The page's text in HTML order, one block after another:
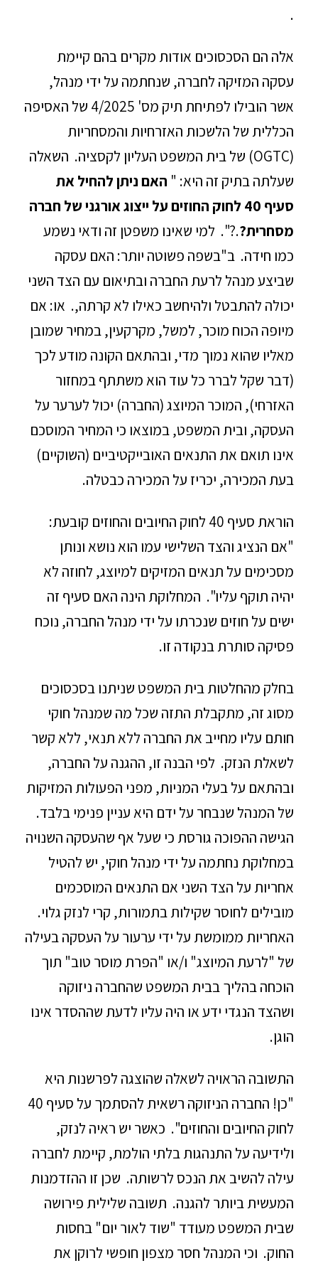
.
אלה הם הסכסוכים אודות מקרים בהם קיימת
עסקה המזיקה לחברה, שנחתמה על ידי מנהל,
אשר הובילו לפתיחת תיק מס' 4/2025 של האסיפה
הכללית של הלשכות האזרחיות והמסחריות
(OGTC) של בית המשפט העליון לקסציה. השאלה
שעלתה בתיק זה היא: " האם ניתן להחיל את
סעיף 40 לחוק החוזים על ייצוג אורגני של חברה
מסחרית?.?". למי שאינו משפטן זה ודאי נשמע
כמו חידה. ב"בשפה פשוטה יותר: האם עסקה
שביצע מנהל לרעת החברה ובתיאום עם הצד השני
יכולה להתבטל ולהיחשב כאילו לא קרתה,. או: אם
מיופה הכוח מוכר, למשל, מקרקעין, במחיר שמובן
מאליו שהוא נמוך מדי, ובהתאם הקונה מודע לכך
(דבר שקל לברר כל עוד הוא משתתף במחזור
האזרחי), המוכר המיוצג (החברה) יכול לערער על
העסקה, ובית המשפט, במוצאו כי המחיר המוסכם
אינו תואם את התנאים האובייקטיביים (השוקיים)
בעת המכירה, יכריז על המכירה כבטלה.
הוראת סעיף 40 לחוק החיובים והחוזים קובעת:
"אם הנציג והצד השלישי עמו הוא נושא ונותן
מסכימים על תנאים המזיקים למיוצג, לחוזה לא
יהיה תוקף עליו". המחלוקת הינה האם סעיף זה
ישים על חוזים שנכרתו על ידי מנהל החברה, נוכח
פסיקה סותרת בנקודה זו.
בחלק מהחלטות בית המשפט שניתנו בסכסוכים
מסוג זה, מתקבלת התזה שכל מה שמנהל חוקי
חותם עליו מחייב את החברה ללא תנאי, ללא קשר
לשאלת הנזק. לפי הבנה זו, ההגנה על החברה,
ובהתאם על בעלי המניות, מפני הפעולות המזיקות
של המנהל שנבחר על ידם היא עניין פנימי בלבד.
הגישה ההפוכה גורסת כי שעל אף שהעסקה השנויה
במחלוקת נחתמה על ידי מנהל חוקי, יש להטיל
אחריות על הצד השני אם התנאים המוסכמים
מובילים לחוסר שקילות בתמורות, קרי לנזק גלוי.
האחריות ממומשת על ידי ערעור על העסקה בעילה
של "לרעת המיוצג" ו/או "הפרת מוסר טוב" תוך
הוכחה בהליך בבית המשפט שהחברה ניזוקה
ושהצד הנגדי ידע או היה עליו לדעת שההסדר אינו
הוגן.
התשובה הראויה לשאלה שהוצגה לפרשנות היא
"כן! החברה הניזוקה רשאית להסתמך על סעיף 40
לחוק החיובים והחוזים". כאשר יש ראיה לנזק,
ולידיעה על התנהגות בלתי הולמת, קיימת לחברה
עילה להשיב את הנכס לרשותה. שכן זו ההזדמנות
המעשית ביותר להגנה. תשובה שלילית פירושה
שבית המשפט מעודד "שוד לאור יום" בחסות
החוק. וכי המנהל חסר מצפון חופשי לרוקן את